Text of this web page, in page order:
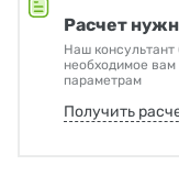
Расчет
Наш
необходимое
параметрам
Получить